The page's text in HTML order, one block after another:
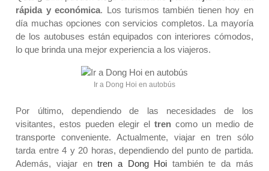
rápida y económica. Los turismos también tienen hoy en
día muchas opciones con servicios completos. La mayoría
de los autobuses están equipados con interiores cómodos,
lo que brinda una mejor experiencia a los viajeros.
Ir a Dong Hoi en autobús
Por último, dependiendo de las necesidades de los
visitantes, estos pueden elegir el trencomo un medio de
transporte conveniente. Actualmente, viajar en tren sólo
tarda entre 4 y 20 horas, dependiendo del punto de partida.
Además, viajar entren a Dong Hoi también te da más